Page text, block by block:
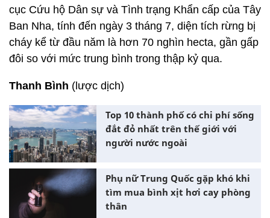
cục Cứu hộ Dân sự và Tình trạng Khẩn cấp của Tây
Ban Nha, tính đến ngày 3 tháng 7, diện tích rừng bị
cháy kể từ đầu năm là hơn 70 nghìn hecta, gần gấp
đôi so với mức trung bình trong thập kỷ qua.
Thanh Bình (lược dịch)
Top 10 thành phố có chi phí sống
đắt đỏ nhất trên thế giới với
người nước ngoài
Phụ nữ Trung Quốc gặp khó khi
tìm mua bình xịt hơi cay phòng
thân